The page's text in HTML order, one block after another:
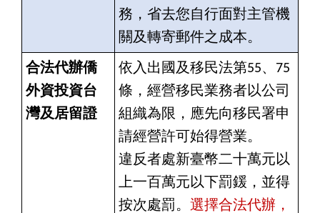
務，省去您自行面對主管機
關及轉寄郵件之成本。
合法代辦僑
外資投資台
灣及居留證
依入出國及移民法第55、75
條，經營移民業務者以公司
組織為限，應先向移民署申
請經營許可始得營業。
違反者處新臺幣二十萬元以
上一百萬元以下罰鍰，並得
按次處罰。 選擇合法代辦，